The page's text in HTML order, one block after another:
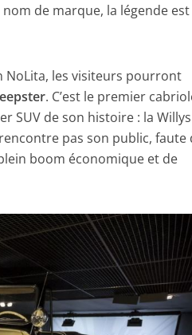
de marque, la légende
NoLita, les visiteurs pourront
. C’est le premier
SUV de son histoire : la Willys
pas son public, faute
boom économique et de